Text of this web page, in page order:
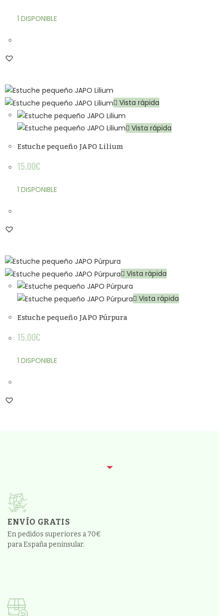
1 DISPONIBLE
Vista rápida
Vista rápida
Estuche pequeño JAPO Lilium
15.00€
1 DISPONIBLE
Vista rápida
Vista rápida
Estuche pequeño JAPO Púrpura
15.00€
1 DISPONIBLE
ENVÍO GRATIS
En pedidos superiores a 70€
para España peninsular.